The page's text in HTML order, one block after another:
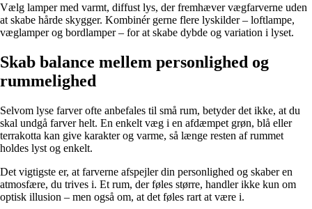
Vælg lamper med varmt, diffust lys, der fremhæver vægfarverne uden
at skabe hårde skygger. Kombinér gerne flere lyskilder – loftlampe,
væglamper og bordlamper – for at skabe dybde og variation i lyset.
Skab balance mellem personlighed og
rummelighed
Selvom lyse farver ofte anbefales til små rum, betyder det ikke, at du
skal undgå farver helt. En enkelt væg i en afdæmpet grøn, blå eller
terrakotta kan give karakter og varme, så længe resten af rummet
holdes lyst og enkelt.
Det vigtigste er, at farverne afspejler din personlighed og skaber en
atmosfære, du trives i. Et rum, der føles større, handler ikke kun om
optisk illusion – men også om, at det føles rart at være i.